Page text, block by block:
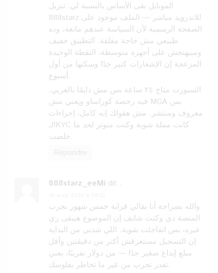
الموبايل بقى الأساس بالنسبة لي. تنزيل
888starz للاندرويد مباشر — الملف موجود على
الصفحة الرسمية لأن السياسة عندهم مانعة، وده
طبيعي مش حاجة مقلقة. التطبيق خفيف
ومبيهنجش على أجهزة متوسطة، النقطة الوحيدة
المزعجة إن الإشعارات كتير جدًا وسكتها من أول
أسبوع.
السبورت متاح ٢٤ ساعة بس مش دايمًا بالعربي.
فيه رخصة كوراساو ويعني مش MGA بس
معروف ومنتشر. مش هقولك إنه كامل، إجراءات
الـKYC كانت مملة شوية وكنت متوتر لحد ما
خلصت.
888starz_eeMi dit :
والله بصراحة أنا بقالي قرابة خمس شهور بجرب
المنصة دي وكنت شايف إن الموضوع هيبقى زي
غيره، بس اتفاجئت شوية. اللي شدني من البداية
إن التسجيل مستغرقش أكتر من دقيقتين وأقل
مبلغ إيداع صغير جدًا — من دولار تقريبًا، يعني
تقدر تجرب من غير ما تخاطر بفلوسك.